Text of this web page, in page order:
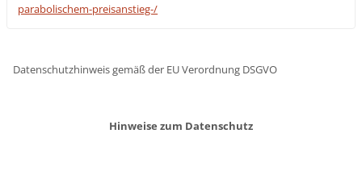
parabolischem-preisanstieg-/
Datenschutzhinweis gemäß der EU Verordnung DSGVO
Hinweise zum Datenschutz